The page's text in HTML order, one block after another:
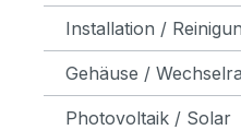
Installation /
Gehäuse /
Photovoltaik / Solar